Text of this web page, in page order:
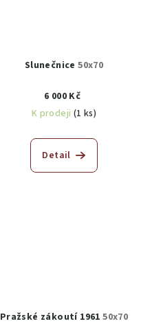
Slunečnice50x70
6 000 Kč
K prodeji (1 ks)
Detail
Pražské zákoutí 196150x70